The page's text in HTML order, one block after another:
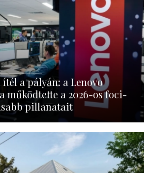
a pályán: a Lenovo
működtette a 2026-os foci-
pillanatait